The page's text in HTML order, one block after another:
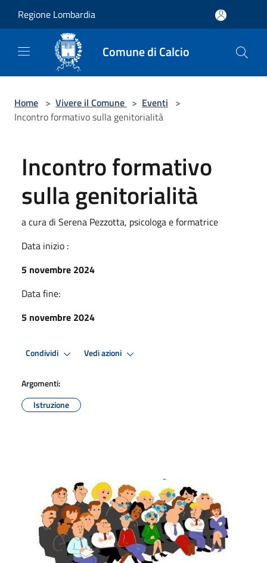
Regione Lombardia
Comune di Calcio
Home > Vivere il Comune > Eventi >
Incontro formativo sulla genitorialità
Incontro formativo
sulla genitorialità
a cura di Serena Pezzotta, psicologa e formatrice
Data inizio :
5 novembre 2024
Data fine:
5 novembre 2024
Condividi Vedi azioni
Argomenti:
Istruzione